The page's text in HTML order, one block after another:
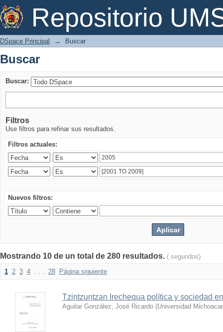
Repositorio
Buscar
DSpace Principal → Buscar
Buscar
Buscar:
Filtros
Use filtros para refinar sus resultados.
Filtros actuales:
Nuevos filtros:
Mostrando 10 de un total de 280 resultados. ( segundos)
1 2 3 4 . . . 28 Página siguiente
Tzintzuntzan Irechequa política y sociedad
Aguilar González, José Ricardo (Universidad